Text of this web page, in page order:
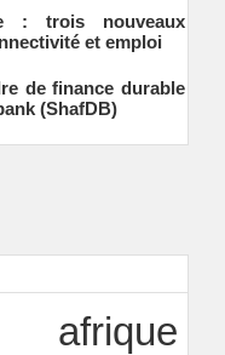
: trois nouveaux
et emploi
de finance durable
(ShafDB)
: comment
transition et
afrique